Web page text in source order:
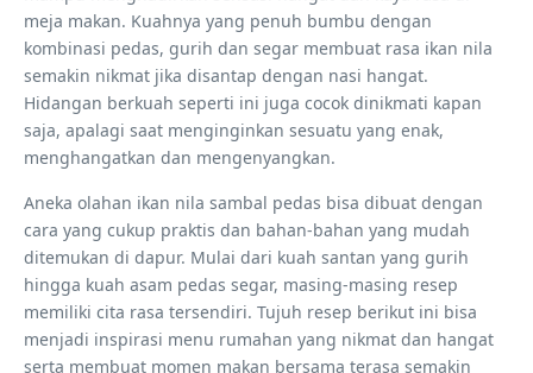
meja makan. Kuahnya yang penuh bumbu dengan
kombinasi pedas, gurih dan segar membuat rasa ikan nila
semakin nikmat jika disantap dengan nasi hangat.
Hidangan berkuah seperti ini juga cocok dinikmati kapan
saja, apalagi saat menginginkan sesuatu yang enak,
menghangatkan dan mengenyangkan.
Aneka olahan ikan nila sambal pedas bisa dibuat dengan
cara yang cukup praktis dan bahan-bahan yang mudah
ditemukan di dapur. Mulai dari kuah santan yang gurih
hingga kuah asam pedas segar, masing-masing resep
memiliki cita rasa tersendiri. Tujuh resep berikut ini bisa
menjadi inspirasi menu rumahan yang nikmat dan hangat
serta membuat momen makan bersama terasa semakin